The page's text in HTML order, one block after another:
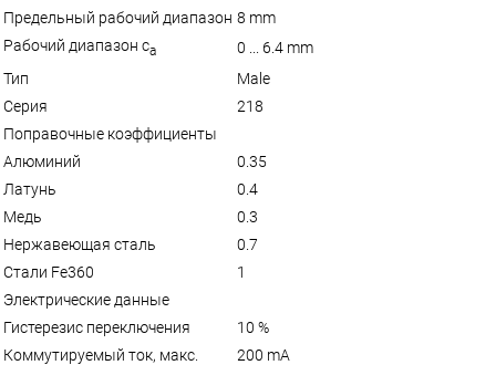
Предельный рабочий диапазон 8 mm
Рабочий диапазон са
0 ... 6.4 mm
Тип
Male
Серия
218
Поправочные коэффициенты
Алюминий
0.35
Латунь
0.4
Медь
0.3
Нержавеющая сталь
0.7
Стали Fe360
1
Электрические данные
Гистерезис переключения
10 %
Коммутируемый ток, макс.
200 mA